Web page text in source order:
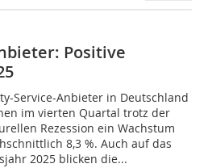
Positive
Service-Anbieter in Deutschland
im vierten Quartal trotz der
Rezession ein Wachstum
8,3 %. Auch auf das
2025 blicken die...